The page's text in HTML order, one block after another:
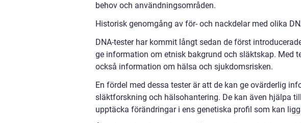
behov och användningsområden.
Historisk genomgång av för- och nackdelar med olika
DNA-tester har kommit långt sedan de först
ge information om etnisk bakgrund och släktskap. Med
också information om hälsa och sjukdomsrisken.
En fördel med dessa tester är att de kan ge ovärderlig
släktforskning och hälsohantering. De kan även hjälpa
upptäcka förändringar i ens genetiska profil som kan